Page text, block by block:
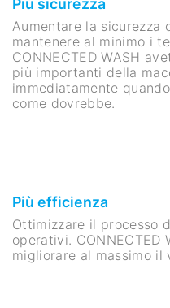
Più sicurezza
Aumentare la sicurezza
mantenere al minimo i
CONNECTED WASH
più importanti della
immediatamente
come dovrebbe.
Più efficienza
Ottimizzare il processo
operativi. CONNECTED
migliorare al massimo il